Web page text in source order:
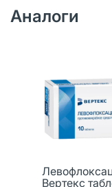
Аналоги
Вертекс